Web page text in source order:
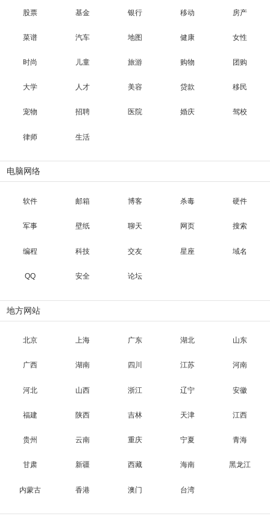
股票 基金 银行 移动 房产
菜谱 汽车 地图 健康 女性
时尚 儿童 旅游 购物 团购
大学 人才 美容 贷款 移民
宠物 招聘 医院 婚庆 驾校
律师 生活
电脑网络
软件 邮箱 博客 杀毒 硬件
军事 壁纸 聊天 网页 搜索
编程 科技 交友 星座 域名
QQ 安全 论坛
地方网站
北京 上海 广东 湖北 山东
广西 湖南 四川 江苏 河南
河北 山西 浙江 辽宁 安徽
福建 陕西 吉林 天津 江西
贵州 云南 重庆 宁夏 青海
甘肃 新疆 西藏 海南 黑龙江
内蒙古 香港 澳门 台湾